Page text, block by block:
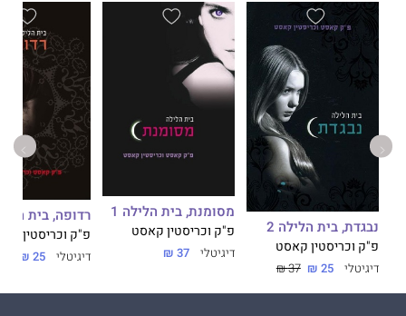
נבגדת, בית הלילה 2
פ"ק וכריסטין קאסט
דיגיטלי 25 ₪
37 ₪
מסומנת, בית הלילה 1
פ"ק וכריסטין קאסט
דיגיטלי 37 ₪
רדופה, בית
פ"ק וכריסטין
דיגיטלי 25 ₪